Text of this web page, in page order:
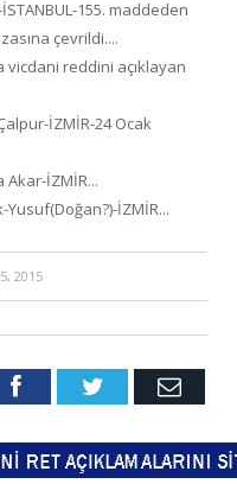
155. maddeden
çevrildi....
vicdani reddini açıklayan
İZMİR-24 Ocak
Akar-İZMİR...
Yusuf(Doğan?)-İZMİR...
2015
FacebookTwitter Email